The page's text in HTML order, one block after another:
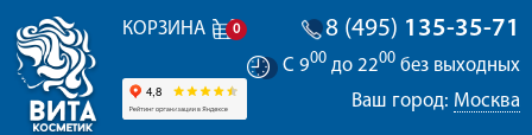
КОРЗИНА 0 8 (495) 135-35-71
С 900 до 2200 без выходных
Ваш город: Москва